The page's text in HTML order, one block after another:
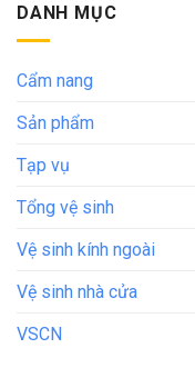
DANH MỤC
Cẩm nang
Sản phẩm
Tạp vụ
Tổng vệ sinh
Vệ sinh kính ngoài
Vệ sinh nhà cửa
VSCN